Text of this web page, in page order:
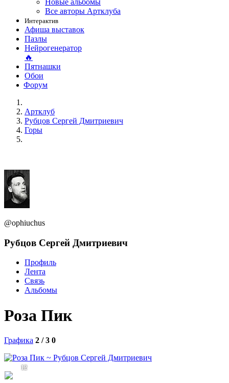
Новые альбомы
Все авторы Артклуба
Интерактив
Афиша выставок
Пазлы
Нейрогенератор
🔥
Пятнашки
Обои
Форум
Артклуб
Рубцов Сергей Дмитриевич
Горы
@ophiuchus
Рубцов Сергей Дмитриевич
Профиль
Лента
Связь
Альбомы
Роза Пик
Графика 2 / 3 0
12